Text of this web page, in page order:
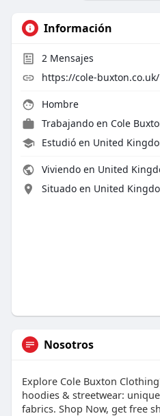
Información
2Mensajes
https://cole-buxton.co.uk/
Hombre
Trabajando en Cole
Estudió en United
Viviendo en United
Situado en United
Nosotros
Explore Cole Buxton
hoodies & streetwear:
fabrics. Shop Now, get free